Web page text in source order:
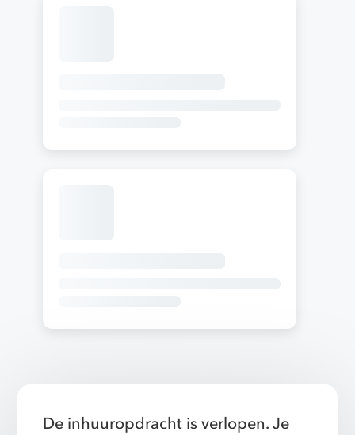
De inhuuropdracht is verlopen. Je